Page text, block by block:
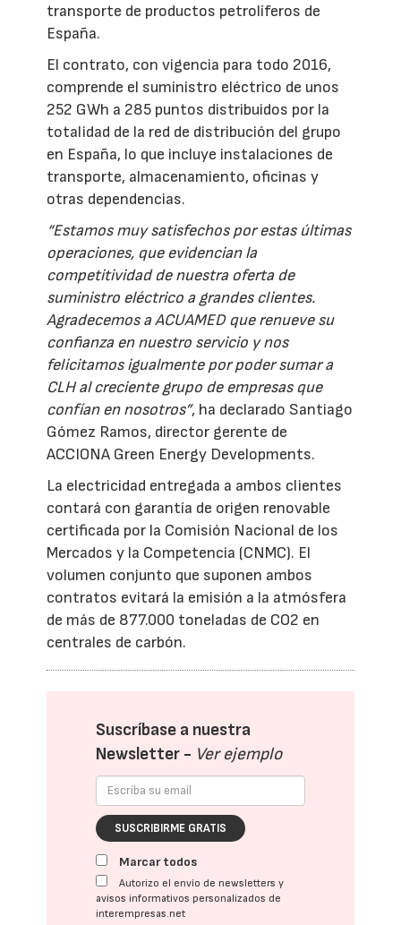
transporte de productos petrolíferos de
España.
El contrato, con vigencia para todo 2016,
comprende el suministro eléctrico de unos
252 GWh a 285 puntos distribuidos por la
totalidad de la red de distribución del grupo
en España, lo que incluye instalaciones de
transporte, almacenamiento, oficinas y
otras dependencias.
“Estamos muy satisfechos por estas últimas
operaciones, que evidencian la
competitividad de nuestra oferta de
suministro eléctrico a grandes clientes.
Agradecemos a ACUAMED que renueve su
confianza en nuestro servicio y nos
felicitamos igualmente por poder sumar a
CLH al creciente grupo de empresas que
confían en nosotros”, ha declarado Santiago
Gómez Ramos, director gerente de
ACCIONA Green Energy Developments.
La electricidad entregada a ambos clientes
contará con garantía de origen renovable
certificada por la Comisión Nacional de los
Mercados y la Competencia (CNMC). El
volumen conjunto que suponen ambos
contratos evitará la emisión a la atmósfera
de más de 877.000 toneladas de CO2 en
centrales de carbón.
Suscríbase a nuestra
Newsletter - Ver ejemplo
SUSCRIBIRME GRATIS
Marcar todos
Autorizo el envío de newsletters y
avisos informativos personalizados de
interempresas.net